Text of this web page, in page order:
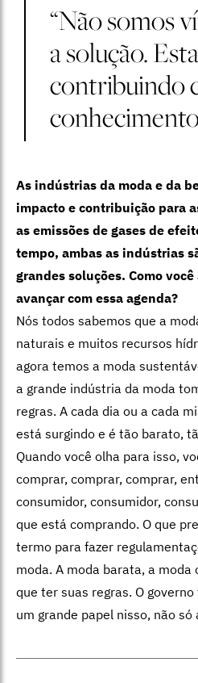
“Não somos
a solução.
contribuindo
As indústrias da moda e da
impacto e contribuição para
as emissões de gases de
tempo, ambas as indústrias
grandes soluções. Como
avançar com essa agenda?
Nós todos sabemos que a
naturais e muitos recursos
agora temos a moda
a grande indústria da moda
regras. A cada dia ou a cada
está surgindo e é tão barato,
Quando você olha para isso,
comprar, comprar, comprar,
consumidor, consumidor,
que está comprando. O que
termo para fazer
moda. A moda barata, a
que ter suas regras. O
um grande papel nisso, não